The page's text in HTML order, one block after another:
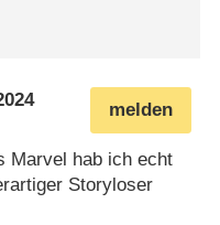
melden
Marvel hab ich echt
Storyloser